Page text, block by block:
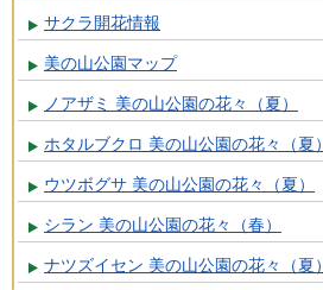
サクラ開花情報
美の山公園マップ
ノアザミ 美の山公園の花々（夏）
ホタルブクロ 美の山公園の花々（夏）
ウツボグサ 美の山公園の花々（夏）
シラン 美の山公園の花々（春）
ナツズイセン 美の山公園の花々（夏）